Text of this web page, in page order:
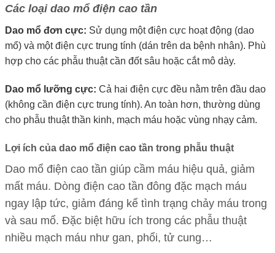
Các loại dao mổ điện cao tần
Dao mổ đơn cực: Sử dụng một điện cực hoạt động (dao
mổ) và một điện cực trung tính (dán trên da bệnh nhân). Phù
hợp cho các phẫu thuật cần đốt sâu hoặc cắt mô dày.
Dao mổ lưỡng cực: Cả hai điện cực đều nằm trên đầu dao
(không cần điện cực trung tính). An toàn hơn, thường dùng
cho phẫu thuật thần kinh, mạch máu hoặc vùng nhạy cảm.
Lợi ích của dao mổ điện cao tần trong phẫu thuật
Dao mổ điện cao tần giúp cầm máu hiệu quả, giảm
mất máu. Dòng điện cao tần đông đặc mạch máu
ngay lập tức, giảm đáng kể tình trạng chảy máu trong
và sau mổ. Đặc biệt hữu ích trong các phẫu thuật
nhiều mạch máu như gan, phổi, tử cung…